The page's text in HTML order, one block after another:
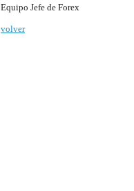
Equipo Jefe de Forex
volver